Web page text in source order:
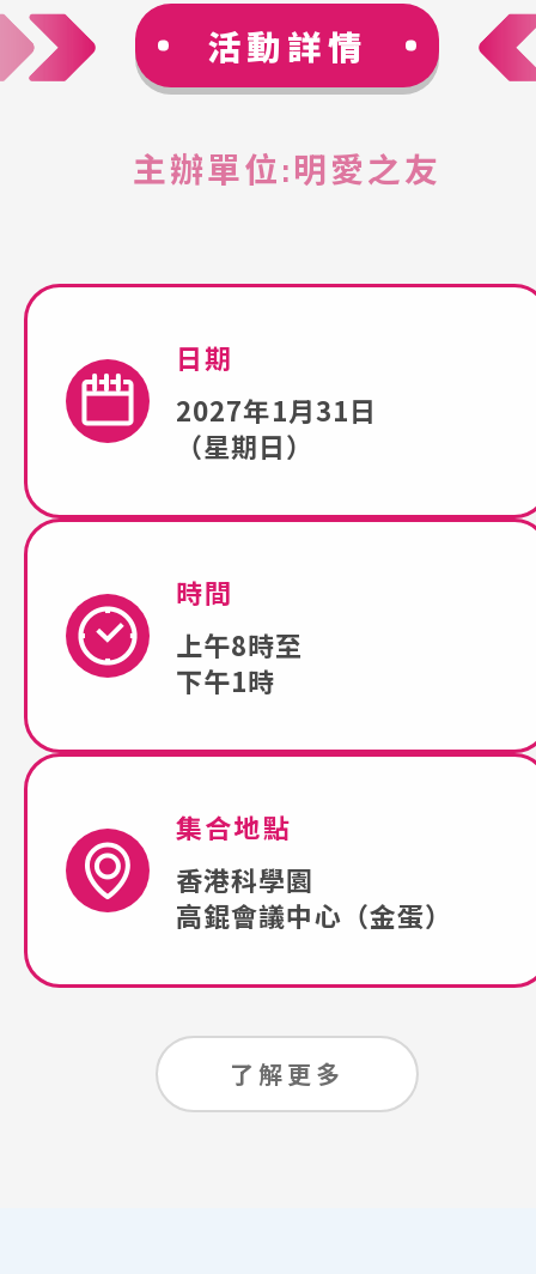
活動詳情
主辦單位:明愛之友
日期
2027年1月31日
（星期日）
時間
上午8時至
下午1時
集合地點
香港科學園
高錕會議中心（金蛋）
了解更多